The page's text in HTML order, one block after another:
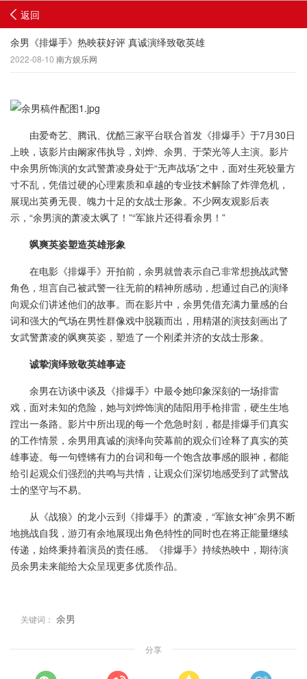
返回
余男《排爆手》热映获好评 真诚演绎致敬英雄
2022-08-10 南方娱乐网
由爱奇艺、腾讯、优酷三家平台联合首发《排爆手》于7月30日
上映，该影片由阚家伟执导，刘烨、余男、于荣光等人主演。影片
中余男所饰演的女武警萧凌身处于“无声战场”之中，面对生死较量方
寸不乱，凭借过硬的心理素质和卓越的专业技术解除了炸弹危机，
展现出英勇无畏、魄力十足的女战士形象。不少网友观影后表
示，“余男演的萧凌太飒了！”“军旅片还得看余男！”
飒爽英姿塑造英雄形象
在电影《排爆手》开拍前，余男就曾表示自己非常想挑战武警
角色，坦言自己被武警一往无前的精神所感动，想通过自己的演绎
向观众们讲述他们的故事。而在影片中，余男凭借充满力量感的台
词和强大的气场在男性群像戏中脱颖而出，用精湛的演技刻画出了
女武警萧凌的飒爽英姿，塑造了一个刚柔并济的女战士形象。
诚挚演绎致敬英雄事迹
余男在访谈中谈及《排爆手》中最令她印象深刻的一场排雷
戏，面对未知的危险，她与刘烨饰演的陆阳用手枪排雷，硬生生地
蹚出一条路。影片中所出现的每一个危急时刻，都是排爆手们真实
的工作情景，余男用真诚的演绎向荧幕前的观众们诠释了真实的英
雄事迹。每一句铿锵有力的台词和每一个饱含故事感的眼神，都能
给引起观众们强烈的共鸣与共情，让观众们深切地感受到了武警战
士的坚守与不易。
从《战狼》的龙小云到《排爆手》的萧凌，“军旅女神”余男不断
地挑战自我，游刃有余地展现出角色特性的同时也在将正能量继续
传递，始终秉持着演员的责任感。《排爆手》持续热映中，期待演
员余男未来能给大众呈现更多优质作品。
关键词： 余男
分享